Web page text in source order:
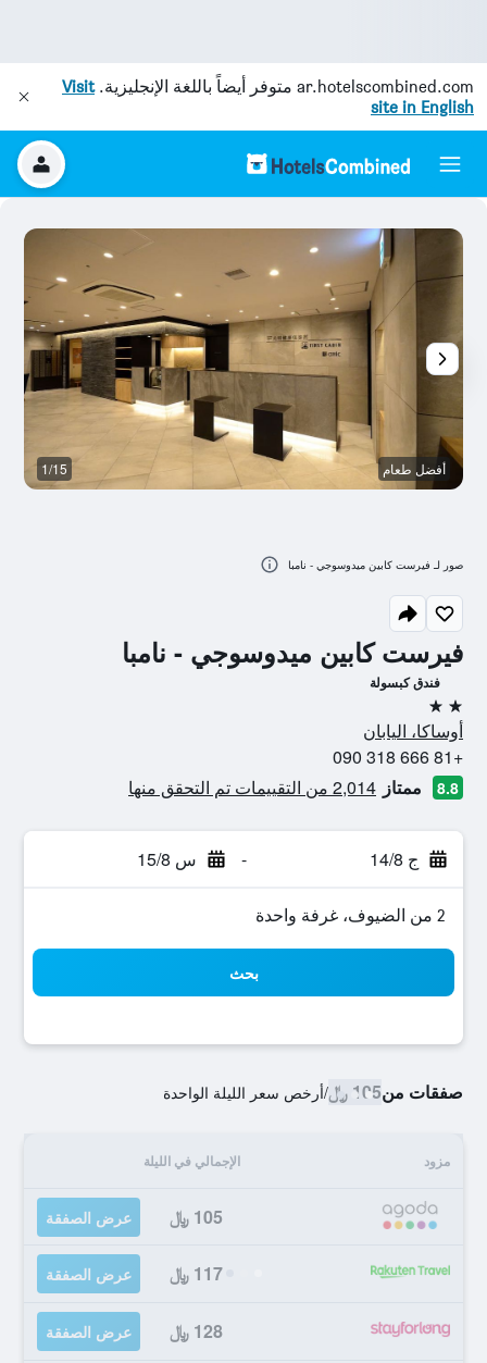
ar.hotelscombined.com متوفر أيضاً باللغة الإنجليزية.Visit
site in English
فيرست كابين ميدوسوجي - نامبا
فندق كبسولة
2 نجمتين
أوساكا، اليابان
+81 666 318 090
8.8 ممتاز 2,014 من التقييمات تم التحقق منها
ج 14/8 - س 15/8
2 من الضيوف، غرفة واحدة
بحث
صفقات من105 ﷼ /أرخص سعر الليلة الواحدة
مزود الإجمالي في الليلة
105 ﷼ عرض الصفقة
117 ﷼ عرض الصفقة
128 ﷼ عرض الصفقة
أفضل طعام 1/15
صور لـ فيرست كابين ميدوسوجي - نامبا